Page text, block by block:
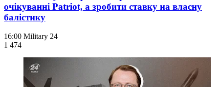
очікуванні Patriot, а зробити ставку на власну
балістику
16:00 Military 24
1 474